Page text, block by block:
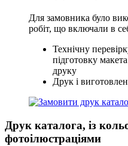
Для замовника було
робіт, що включали в
Технічну
підготовку
друку
Друк і
Друк каталога, із
фотоілюстраціями